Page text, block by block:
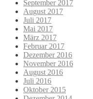
September 2017
August 2017
Juli 2017
Mai 2017
März 2017
Februar 2017
Dezember 2016
November 2016
August 2016
Juli 2016
Oktober 2015